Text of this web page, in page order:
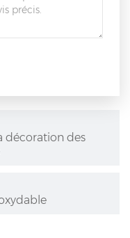
décoration des